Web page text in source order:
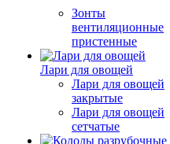
Зонты
вентиляционные
пристенные
Лари для овощей
Лари для овощей
закрытые
Лари для овощей
сетчатые